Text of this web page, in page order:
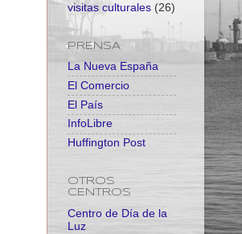
visitas culturales (26)
PRENSA
La Nueva España
El Comercio
El País
InfoLibre
Huffington Post
OTROS
CENTROS
Centro de Día de la
Luz